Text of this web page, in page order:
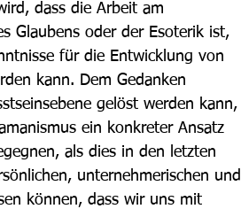
dass die Arbeit am
Glaubens oder der Esoterik ist,
für die Entwicklung von
kann. Dem Gedanken
gelöst werden kann,
ein konkreter Ansatz
als dies in den letzten
unternehmerischen und
können, dass wir uns mit